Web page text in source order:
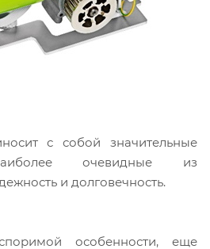
с собой значительные
очевидные из
и долговечность.
особенности, еще